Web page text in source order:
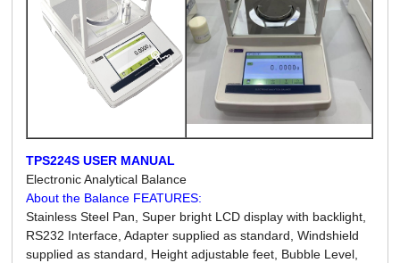
TPS224S USER MANUAL
Electronic Analytical Balance
About the Balance FEATURES:
Stainless Steel Pan, Super bright LCD display with backlight,
RS232 Interface, Adapter supplied as standard, Windshield
supplied as standard, Height adjustable feet, Bubble Level,